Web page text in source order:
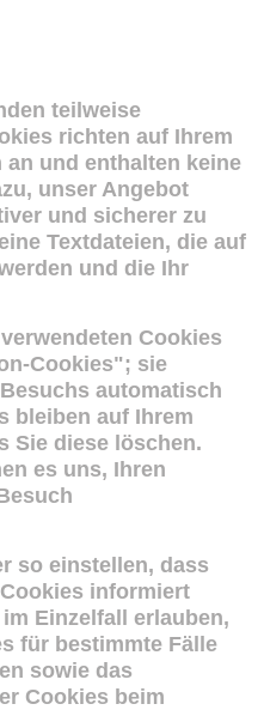
teilweise
richten auf Ihrem
an und enthalten keine
unser Angebot
und sicherer zu
Textdateien, die auf
und die Ihr
Cookies
Cookies"; sie
automatisch
bleiben auf Ihrem
Sie diese löschen.
es uns, Ihren
so einstellen, dass
informiert
Einzelfall erlauben,
für bestimmte Fälle
sowie das
Cookies beim